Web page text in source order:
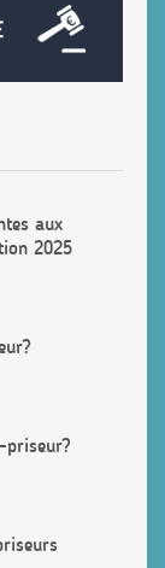
aux
2025
priseur?